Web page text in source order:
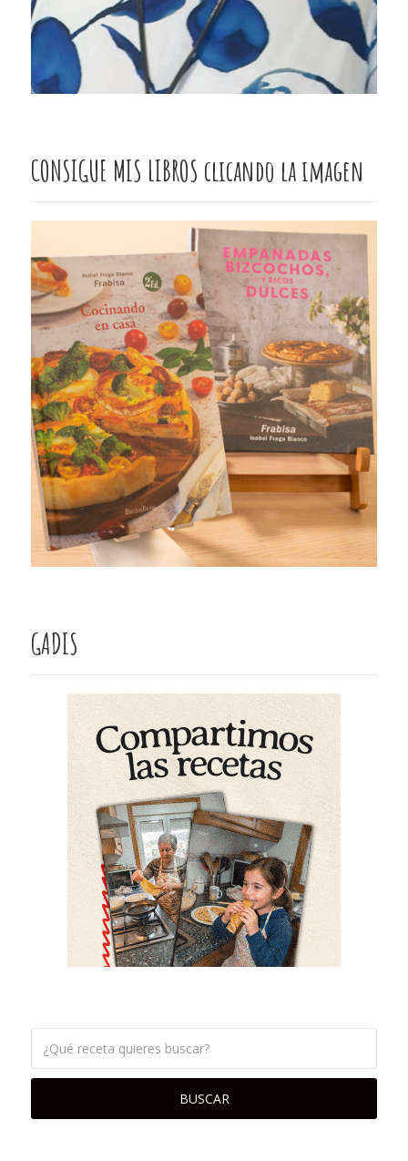
CONSIGUE MIS LIBROS clicando la imagen
GADIS